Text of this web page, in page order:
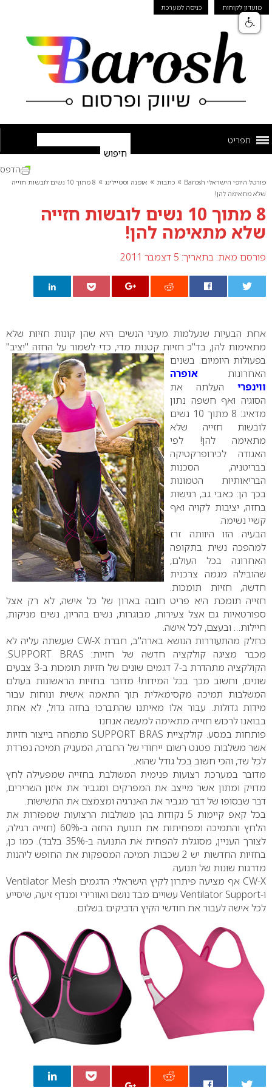
מועדון לקוחות כניסה למערכת
תפריט
פורטל היופי הישראלי Barosh » כתבות » אופנה וסטיילינג »
8 מתוך 10 נשים לובשות חזייה
שלא מתאימה להן!
8 מתוך 10 נשים לובשות חזייה
שלא מתאימה להן!
פורסם מאת: בתאריך: 5 דצמבר 2011
הדפס
אחת הבעיות שנעלמות מעיני הנשים היא שהן קונות חזיות שלא
מתאימות להן, בד"כ חזיות קטנות מדי, כדי לשמור על החזה "יציב"
בפעולות היומיום. בשנים
האחרונות אופרה
ווינפרי העלתה את
הסוגיה ואף חשפה נתון
מדאיג: 8 מתוך 10 נשים
לובשות חזייה שלא
מתאימה להן! לפי
האגודה לכירופרקטיקה
בבריטניה, הסכנות
הבריאותיות הטמונות
בכך הן: כאבי גב, רגישות
בחזה, יציבות לקויה ואף
קשיי נשימה.
הבעיה הזו היוותה זרז
למהפכה נשית בתקופה
האחרונה בכל העולם,
שהובילה מגמה צרכנית
חדשה, חזיות תומכות.
חזייה תומכת היא פריט חובה בארון של כל אישה, לא רק אצל
ספורטאיות גם אצל צעירות, מבוגרות, נשים בהריון, נשים מניקות,
חיילות… ובעצם, לכל אישה.
כחלק מהתעוררות הנושא בארה"ב, חברת CW-X שעשתה עליה לא
מכבר מציגה קולקציה חדשה של חזיות: SUPPORT BRAS.
הקולקציה מתהדרת ב-7 דגמים שונים של חזיות תומכות ב-3 צבעים
שונים, וחשוב מכך בכל המידות! מדובר בחזיות הראשונות בעולם
המשלבות תמיכה מקסימאלית תוך התאמה אישית ונוחות עבור
מידות גדולות. עבור אלו מאיתנו שהתברכו בחזה גדול, לא אחת
בבואנו לרכוש חזייה מתאימה למעשה אנחנו
פותחות במסע. קולקציית SUPPORT BRAS מתמחה בייצור חזיות
אשר משלבות פטנט רשום ייחודי של החברה, המעניק תמיכה נפרדת
לכל שד, והכי חשוב בכל גודל שהוא.
מדובר במערכת רצועות פנימית המשולבת בחזייה שמפעילה לחץ
מדויק ומתון אשר מייצב את המפרקים ומגביר את איזון השרירים,
דבר שבסופו של דבר מגביר את האנרגיה ומצמצם את התשישות.
בכל קאפ קיימות 5 נקודות בהן משולבות הרצועות שמפזרות את
הלחץ והתמיכה ומפחיתות את תנועת החזה ב-60% (חזייה רגילה,
לצורך העניין, מסוגלת להפחית את התנועה ב-35% בלבד). כמו כן,
בחזיות החדשות יש 2 שכבות תמיכה המספקות את החופש ליהנות
מדרגות שונות של תנועה.
CW-X אף מציעה פיתרון לקיץ הישראלי: הדגמים Ventilator Mesh
ו-Ventilator Support עשויים מבד נושם ואוורירי ומנדף זיעה, שיסייע
לכל אישה לעבור את חודשי הקיץ הדביקים בשלום.